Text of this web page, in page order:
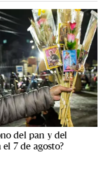
del pan y del
7 de agosto?